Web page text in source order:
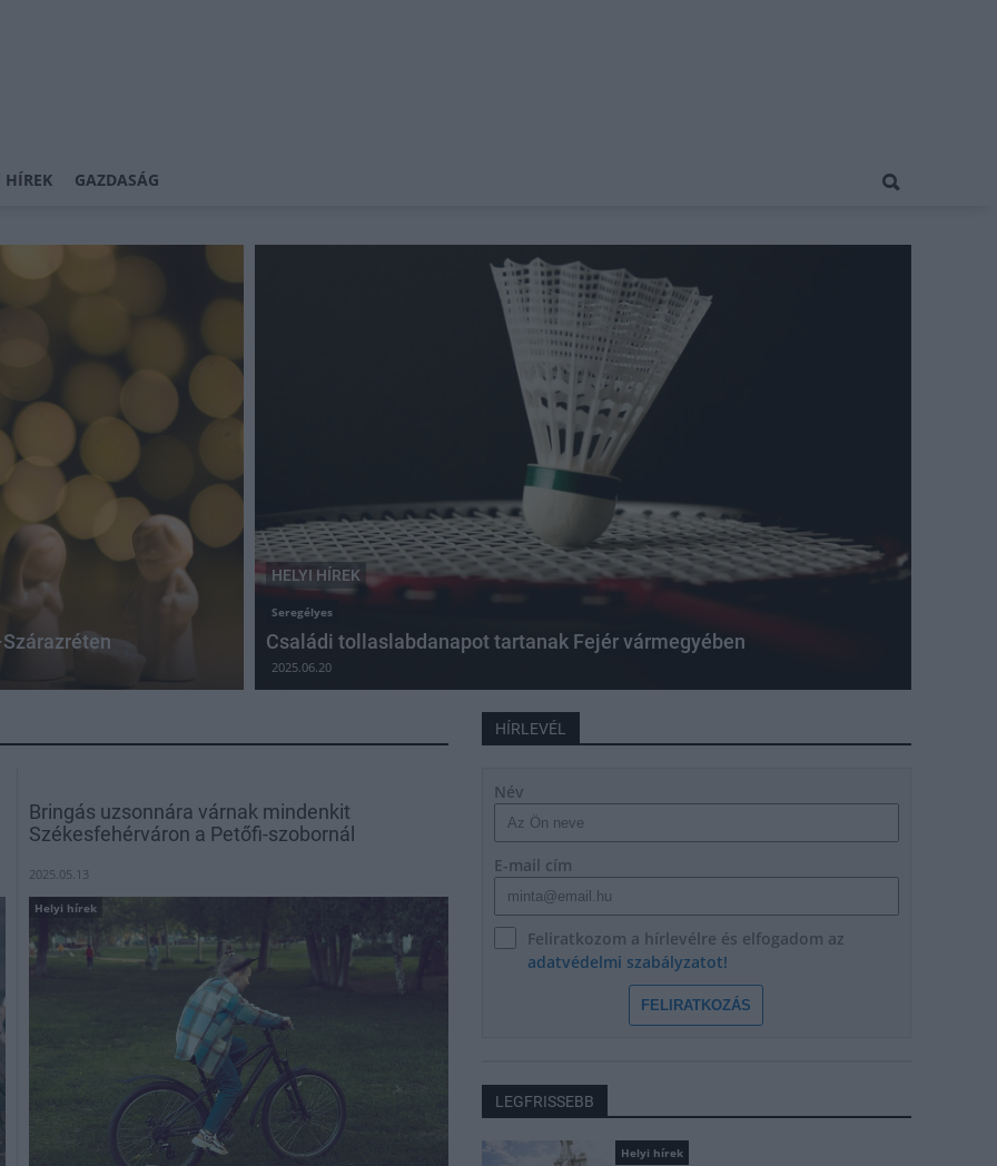
HÍREK GAZDASÁG
HELYI HÍREK
Seregélyes
Családi tollaslabdanapot tartanak Fejér vármegyében
2025.06.20
Bringás uzsonnára várnak mindenkit
Székesfehérváron a Petőfi-szobornál
2025.05.13
Helyi hírek
HÍRLEVÉL
Név
E-mail cím
Feliratkozom a hírlevélre és elfogadom az
adatvédelmi szabályzatot!
FELIRATKOZÁS
LEGFRISSEBB
Helyi hírek